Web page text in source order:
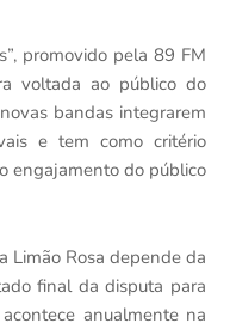
promovido pela 89 FM
voltada ao público do
bandas integrarem
e tem como critério
engajamento do público
Limão Rosa depende da
final da disputa para
anualmente na